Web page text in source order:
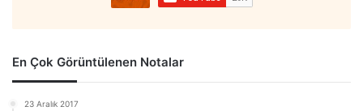
En Çok Görüntülenen Notalar
23 Aralık 2017